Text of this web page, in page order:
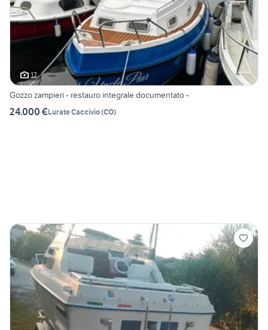
12
Gozzo zampieri - restauro integrale documentato -
24.000 €Lurate Caccivio(CO)